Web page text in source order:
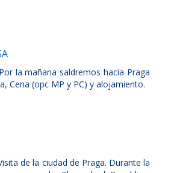
la mañana saldremos hacia Praga
Cena (opc MP y PC) y alojamiento.
de la ciudad de Praga. Durante la